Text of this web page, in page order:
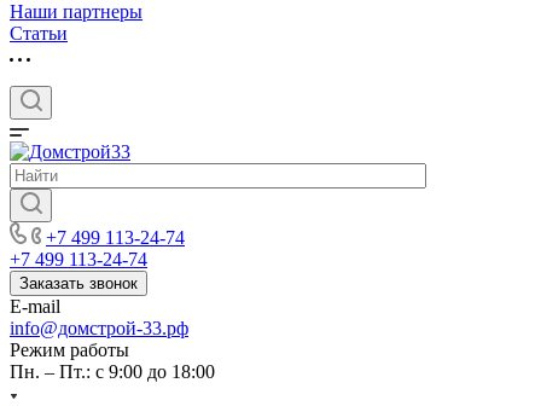
Наши партнеры
Статьи
+7 499 113-24-74
+7 499 113-24-74
Заказать звонок
E-mail
info@домстрой-33.рф
Режим работы
Пн. – Пт.: с 9:00 до 18:00